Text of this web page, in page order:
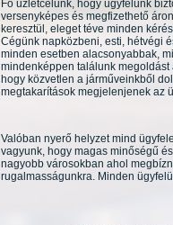
Fő üzletcélunk, hogy ügyfelünk
versenyképes és megfizethető
keresztül, eleget téve minden
Cégünk napközbeni, esti, hétvégi
minden esetben alacsonyabbak,
mindenképpen találunk megoldást
hogy közvetlen a járműveinkből
megtakarítások megjelenjenek az
Valóban nyerő helyzet mind
vagyunk, hogy magas minőségű
nagyobb városokban ahol
rugalmasságunkra. Minden